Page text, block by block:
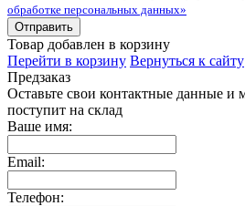
обработке персональных данных»
Товар добавлен в корзину
Перейти в корзину Вернуться к сайту
Предзаказ
Оставьте свои контактные данные и
поступит на склад
Ваше имя:
Email:
Телефон: